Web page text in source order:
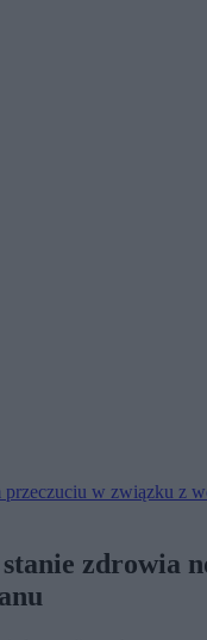
przeczuciu w związku z
zdrowia